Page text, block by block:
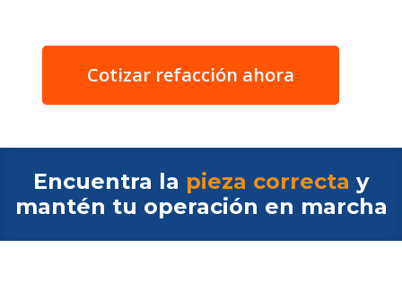
Cotizar refacción ahora
Encuentra la pieza correcta y
mantén tu operación en marcha